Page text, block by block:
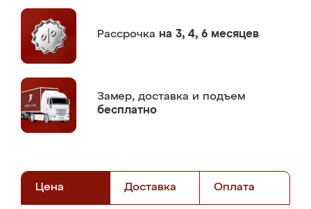
Рассрочка на 3, 4, 6 месяцев
Замер, доставка и подъем
бесплатно
Цена Доставка Оплата